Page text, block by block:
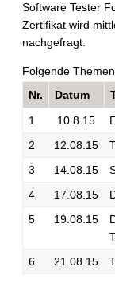
Software Tester
Zertifikat wird
nachgefragt.
Folgende
Nr.
Datum
1
10.8.15
2
12.08.15
3
14.08.15
4
17.08.15
5
19.08.15
6
21.08.15